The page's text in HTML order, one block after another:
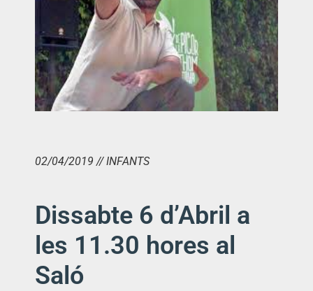
02/04/2019 // INFANTS
Dissabte 6 d’Abril a
les 11.30 hores al
Saló